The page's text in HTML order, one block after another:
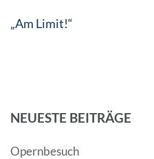
Beitragsnavigation
„Am Limit!“
NEUESTE BEITRÄGE
Opernbesuch